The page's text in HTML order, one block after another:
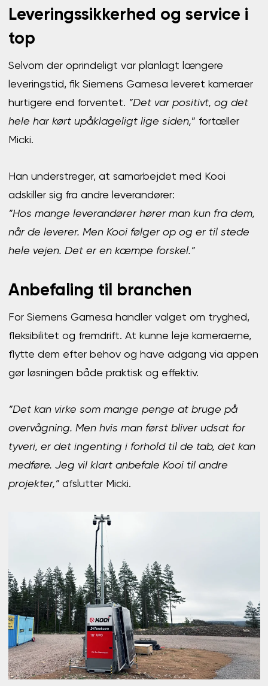
Leveringssikkerhed og service i
top
Selvom der oprindeligt var planlagt længere
leveringstid, fik Siemens Gamesa leveret kameraer
hurtigere end forventet. ”Det var positivt, og det
hele har kørt upåklageligt lige siden,” fortæller
Micki.
Han understreger, at samarbejdet med Kooi
adskiller sig fra andre leverandører:
”Hos mange leverandører hører man kun fra dem,
når de leverer. Men Kooi følger op og er til stede
hele vejen. Det er en kæmpe forskel.”
Anbefaling til branchen
For Siemens Gamesa handler valget om tryghed,
fleksibilitet og fremdrift. At kunne leje kameraerne,
flytte dem efter behov og have adgang via appen
gør løsningen både praktisk og effektiv.
”Det kan virke som mange penge at bruge på
overvågning. Men hvis man først bliver udsat for
tyveri, er det ingenting i forhold til de tab, det kan
medføre. Jeg vil klart anbefale Kooi til andre
projekter,”afslutter Micki.